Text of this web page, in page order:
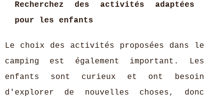
Recherchez des activités adaptées
pour les enfants
Le choix des activités proposées dans le
camping est également important. Les
enfants sont curieux et ont besoin
d'explorer de nouvelles choses, donc